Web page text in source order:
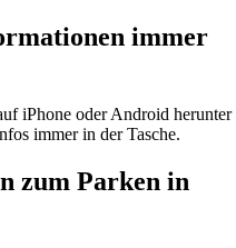
immer
iPhone oder Android herunter
immer in der Tasche.
zum Parken in